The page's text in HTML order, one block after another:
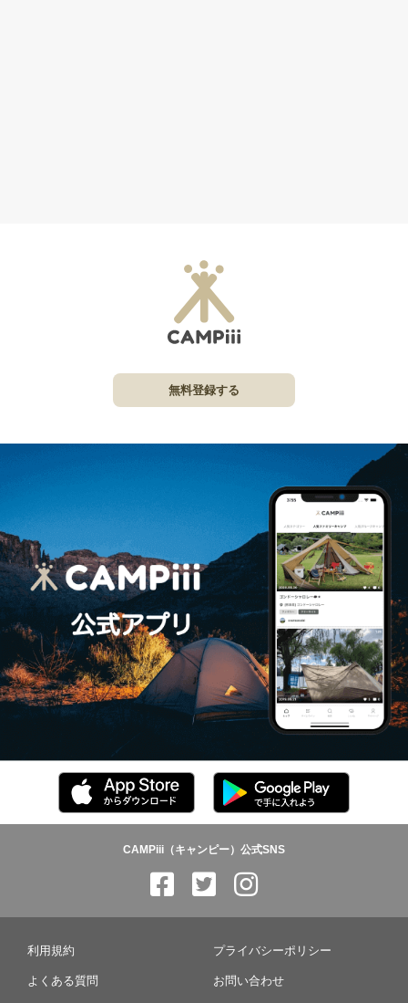
無料登録する
CAMPiii（キャンピー）公式SNS
利用規約 プライバシーポリシー
よくある質問 お問い合わせ